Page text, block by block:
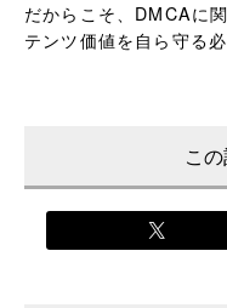
だからこそ、DMCAに
テンツ価値を自ら守る
こ